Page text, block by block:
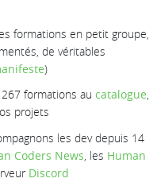
formations en petit groupe,
de véritables
)
267 formations au catalogue,
projets
les dev depuis 14
Coders News , les Human
Discord